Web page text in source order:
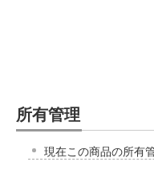
所有管理
現在この商品の所有